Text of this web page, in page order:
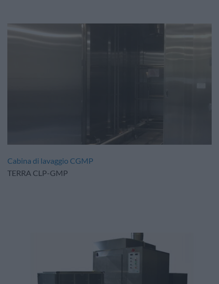
Cabina di lavaggio CGMP
TERRA CLP-GMP